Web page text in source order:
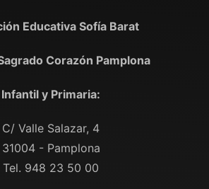
Educativa Sofía Barat
Corazón Pamplona
Infantil y Primaria:
C/ Valle Salazar, 4
31004 - Pamplona
Tel. 948 23 50 00